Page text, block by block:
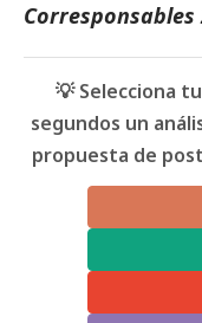
Corresponsables
💡 Selecciona
segundos un
propuesta de